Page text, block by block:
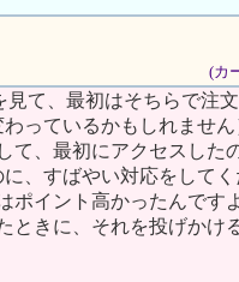
(カ
て、最初はそちらで注
っているかもしれませ
、最初にアクセスした
、すばやい対応をしてく
ポイント高かったんです
ときに、それを投げかけ